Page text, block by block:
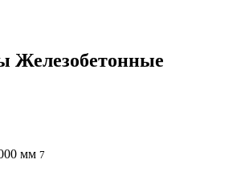
Железобетонные
мм 7